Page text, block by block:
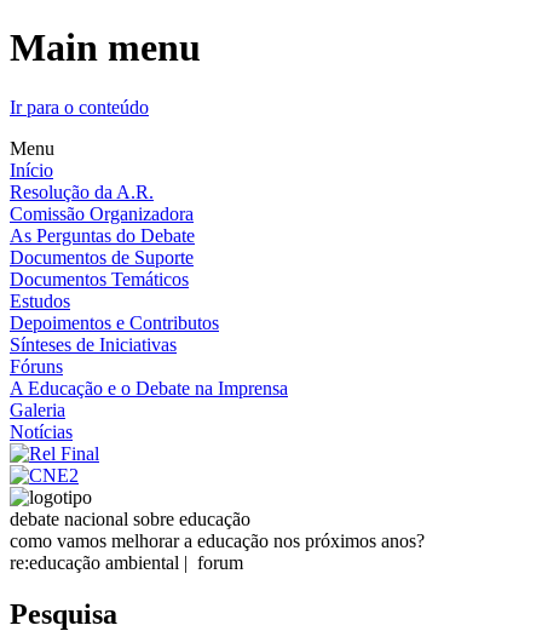
Main menu
Ir para o conteúdo
Menu
Início
Resolução da A.R.
Comissão Organizadora
As Perguntas do Debate
Documentos de Suporte
Documentos Temáticos
Estudos
Depoimentos e Contributos
Sínteses de Iniciativas
Fóruns
A Educação e o Debate na Imprensa
Galeria
Notícias
debate nacional sobre educação
como vamos melhorar a educação nos próximos anos?
re:educação ambiental | forum
Pesquisa